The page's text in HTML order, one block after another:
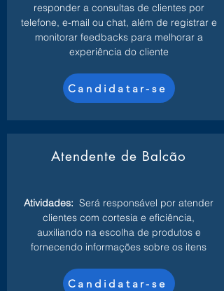
responder a consultas de clientes por
telefone, e-mail ou chat, além de registrar e
monitorar feedbacks para melhorar a
experiência do cliente
Candidatar-se
Atendente de Balcão
Atividades: Será responsável por atender
clientes com cortesia e eficiência,
auxiliando na escolha de produtos e
fornecendo informações sobre os itens
Candidatar-se